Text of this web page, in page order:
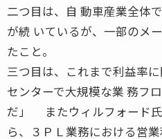
二つ目は、自 動車産業全体
が続 いているが、一部のメ
たこと。
三つ目は、これまで利益率
センターで大規模な業 務フ
だ」 またウィルフォード
ら、３ＰＬ業務における営